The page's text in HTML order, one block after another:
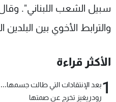
سبيل الشعب اللبناني".
والترابط الأخوي بين
الأكثر قراءة
1بعد الإنتقادات التي طالت جسمها...
رودريغيز تخرج عن صمتها